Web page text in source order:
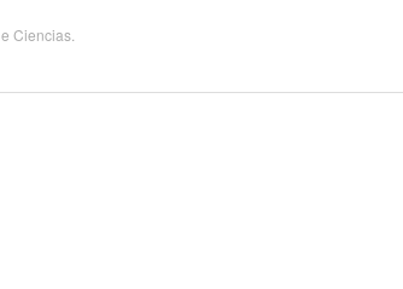
Ciencias